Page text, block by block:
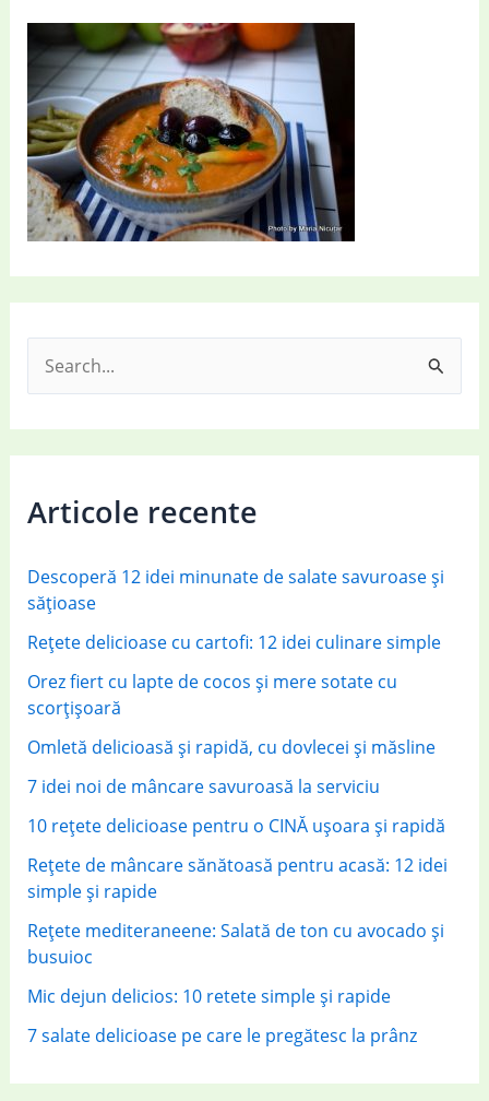
e
a
r
h
o
r
Articole recente
Descoperă 12 idei minunate de salate savuroase și
sățioase
Rețete delicioase cu cartofi: 12 idei culinare simple
Orez fiert cu lapte de cocos și mere sotate cu
scorțișoară
Omletă delicioasă și rapidă, cu dovlecei și măsline
7 idei noi de mâncare savuroasă la serviciu
10 rețete delicioase pentru o CINĂ ușoara și rapidă
Rețete de mâncare sănătoasă pentru acasă: 12 idei
simple și rapide
Rețete mediteraneene: Salată de ton cu avocado și
busuioc
Mic dejun delicios: 10 retete simple și rapide
7 salate delicioase pe care le pregătesc la prânz